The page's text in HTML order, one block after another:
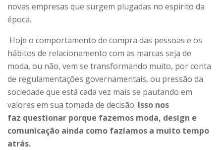
novas empresas que surgem plugadas no espírito da
época.
Hoje o comportamento de compra das pessoas e os
hábitos de relacionamento com as marcas seja de
moda, ou não, vem se transformando muito, por conta
de regulamentações governamentais, ou pressão da
sociedade que está cada vez mais se pautando em
valores em sua tomada de decisão. Isso nos
faz questionar porque fazemos moda, design e
comunicação ainda como fazíamos a muito tempo
atrás.